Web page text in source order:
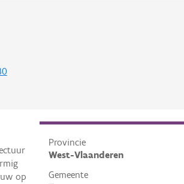
Provincie
West-Vlaanderen
Gemeente
op